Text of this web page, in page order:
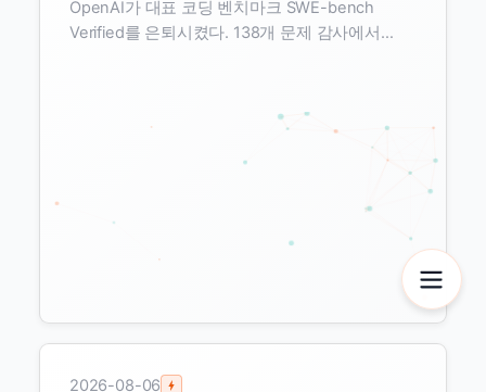
OpenAI가 대표 코딩 벤치마크 SWE-bench
Verified를 은퇴시켰다. 138개 문제 감사에서
치마크가 왜 오염에 취약한지 살펴본다.
2026-08-06